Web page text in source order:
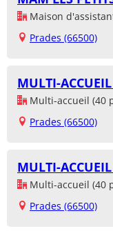
Maison
Prades (66500)
MULTI-
Multi-accueil (40
Prades (66500)
MULTI-
Multi-accueil (40
Prades (66500)